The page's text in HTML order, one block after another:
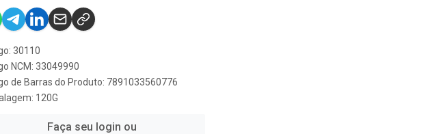
30110
NCM: 33049990
de Barras do Produto: 7891033560776
120G
Faça seu login ou